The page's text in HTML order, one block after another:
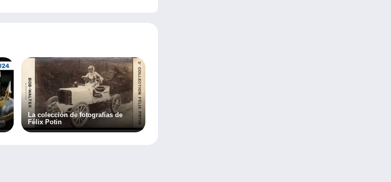
La colección de fotografías de
Félix Potin